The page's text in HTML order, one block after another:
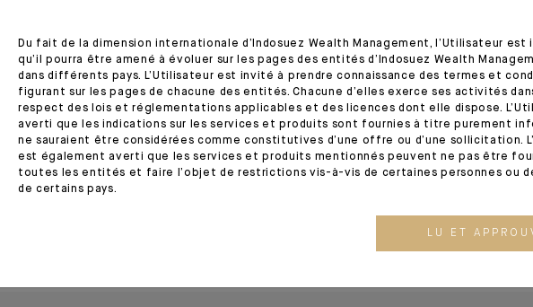
05 décembre 2023
Du fait de la dimension internationale d’Indosuez Wealth Management, l’Utilisateur est
qu’il pourra être amené à évoluer sur les pages des entités d’Indosuez Wealth
dans différents pays. L’Utilisateur est invité à prendre connaissance des termes et
figurant sur les pages de chacune des entités. Chacune d’elles exerce ses activités
respect des lois et réglementations applicables et des licences dont elle dispose.
averti que les indications sur les services et produits sont fournies à titre purement
ne sauraient être considérées comme constitutives d’une offre ou d’une sollicitation.
est également averti que les services et produits mentionnés peuvent ne pas être
toutes les entités et faire l’objet de restrictions vis-à-vis de certaines personnes ou
de certains pays.
LU ET